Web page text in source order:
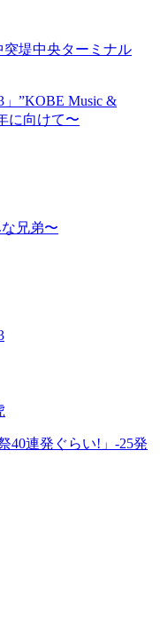
堤中央ターミナル
”KOBE Music &
に向けて〜
兄弟〜
40連発ぐらい!」-25発